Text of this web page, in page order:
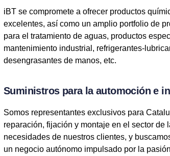
iBT se compromete a ofrecer productos
excelentes, así como un amplio portfolio de
para el tratamiento de aguas, productos
mantenimiento industrial, refrigerantes-
desengrasantes de manos, etc.
Suministros para la automoción e
Somos representantes exclusivos para
reparación, fijación y montaje en el sector
necesidades de nuestros clientes, y
un negocio autónomo impulsado por la